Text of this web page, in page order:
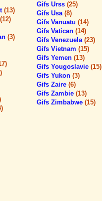
(13)
(12)
(3)
Gifs Urss (25)
Gifs Usa (8)
Gifs Vanuatu (14)
Gifs Vatican (14)
Gifs Venezuela (23)
Gifs Vietnam (15)
Gifs Yemen (13)
Gifs Yougoslavie (15)
Gifs Yukon (3)
Gifs Zaire (6)
Gifs Zambie (13)
Gifs Zimbabwe (15)